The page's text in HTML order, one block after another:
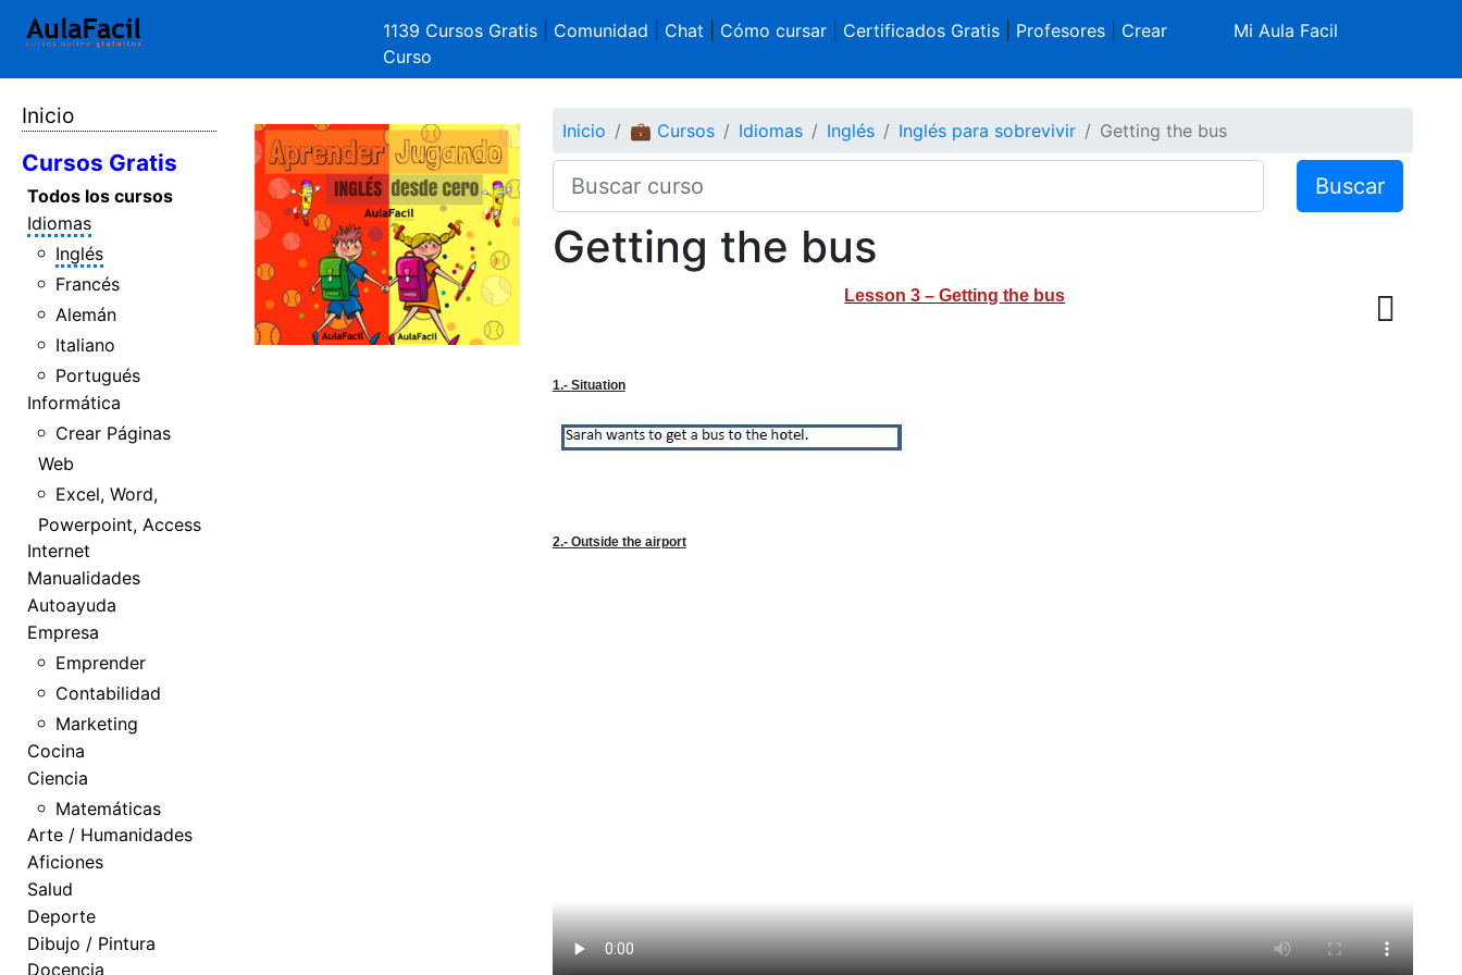
1139 Cursos Gratis Comunidad Chat Cómo cursar| Certificados Gratis| Profesores| Crear
Curso
Mi Aula Facil
Inicio
Cursos Gratis
Todos los cursos
Idiomas
Inglés
Francés
Alemán
Italiano
Portugués
Informática
Crear Páginas
Web
Excel, Word,
Powerpoint, Access
Internet
Manualidades
Autoayuda
Empresa
Emprender
Contabilidad
Marketing
Cocina
Ciencia
Matemáticas
Arte / Humanidades
Aficiones
Salud
Deporte
Dibujo / Pintura
Docencia
Inicio 💼 Cursos Idiomas Inglés Inglés para sobrevivir Getting the bus
Buscar
Getting the bus
Lesson 3 – Getting the bus
1.- Situation
2.- Outside the airport